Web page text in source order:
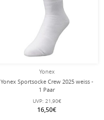
Yonex
Yonex Sportsocke Crew 2025 weiss -
1 Paar
UVP: 21,90€
16,50€